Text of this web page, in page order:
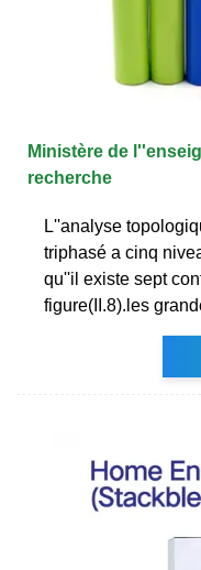
Ministère de
recherche
L''analyse
triphasé a cinq
qu''il existe sept
figure(II.8).les